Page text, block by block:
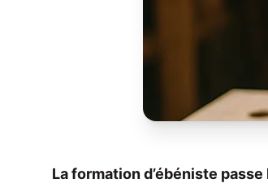
La formation d’ébéniste